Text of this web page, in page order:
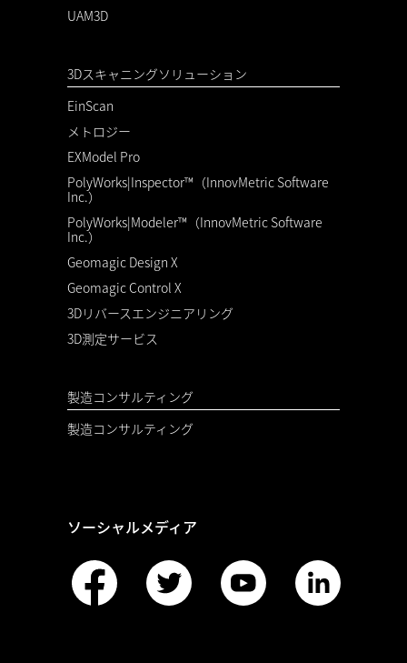
UAM3D
3Dスキャニングソリューション
EinScan
メトロジー
EXModel Pro
PolyWorks|Inspector™（InnovMetric Software
Inc.）
PolyWorks|Modeler™（InnovMetric Software
Inc.）
Geomagic Design X
Geomagic Control X
3Dリバースエンジニアリング
3D測定サービス
製造コンサルティング
製造コンサルティング
ソーシャルメディア